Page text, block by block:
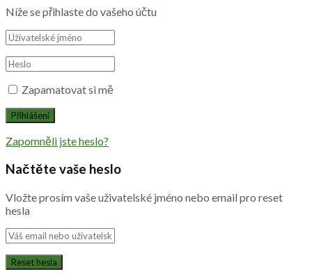
Níže se přihlaste do vašeho účtu
Zapamatovat si mě
Zapomněli jste heslo?
Načtěte vaše heslo
Vložte prosím vaše uživatelské jméno nebo email pro reset
hesla